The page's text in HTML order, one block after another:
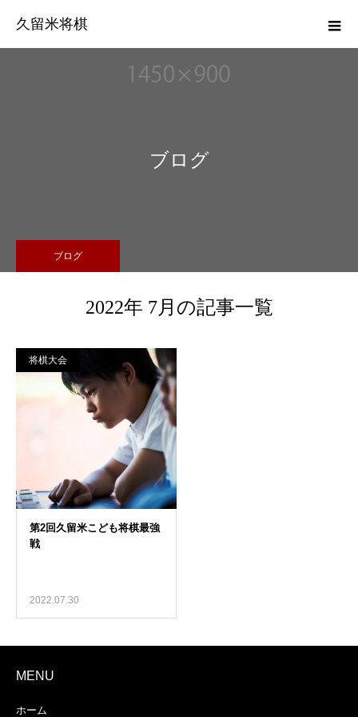
久留米将棋
ブログ
ブログ
2022年 7月の記事一覧
将棋大会
2022.07.30
MENU
ホーム